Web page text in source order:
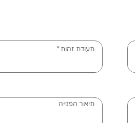
תעודת זהות*
עירתיאור הפנייה